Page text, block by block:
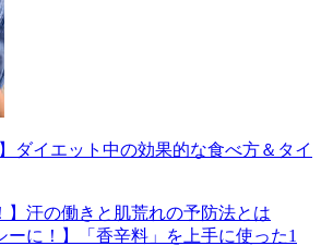
ダイエット中の効果的な食べ方＆タイ
】汗の働きと肌荒れの予防法とは
ーに！】「香辛料」を上手に使った1